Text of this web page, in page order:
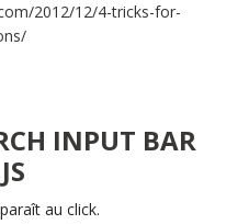
2012/12/4-tricks-for-
INPUT BAR
au click.